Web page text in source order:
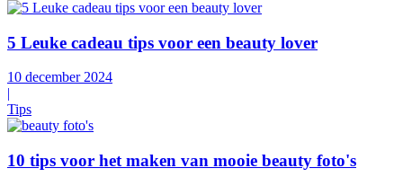
5 Leuke cadeau tips voor een beauty lover
10 december 2024
|
Tips
10 tips voor het maken van mooie beauty foto's